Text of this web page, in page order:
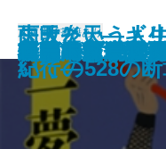
状況曲線〔下〕
凶夢など30
縛られた巨人
異人たちとの
ひざまずいて
仮釈放
ふたり
哀愁の町に霧
哀愁の町に霧
たそがれ清兵
文庫電子書籍あり
一夢庵風流記
新編 宮沢賢
雨天炎天―ギ
紀行―
特急「あさし
レパントの海
失敗という人
いての528の
風流江戸雀
黒幕
新橋烏森口青
ロードス島攻